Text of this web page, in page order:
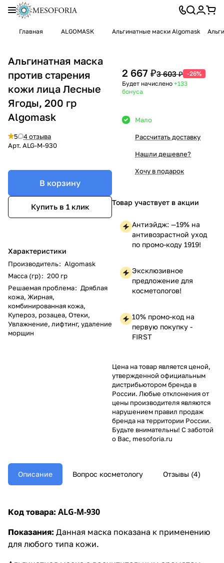
Главная ALGOMASK Альгинатные маски Algomask
Альгинатная маска
против старения
кожи лица Лесные
Ягоды, 200 гр
Algomask
5
4 отзыва
Арт. ALG-M-930
В корзину
Купить в 1 клик
Характеристики
Производитель: Algomask
Масса (гр): 200 гр
Решаемая проблема: Дряблая
кожа, Жирная,
комбинированная кожа,
Купероз, розацеа, Отеки,
Увлажнение, лифтинг, удаление
морщин
2 667 ₽3 603 ₽ -26%
Будет начислено +133
бонуса
Мало
Рассчитать доставку
Нашли дешевле?
Хочу в подарок
Товар участвует в акции
Антиэйдж: —19% на
антивозрастной уход
по промо-коду 1919!
Эксклюзивное
предложение для
косметологов!
10% промо-код на
первую покупку -
FIRST
Цена на товар является ценой,
утвержденной официальным
дистрибьютором бренда в
России. Любые отклонения от
цены производителя являются
нарушением правил продаж
бренда на территории России.
Будьте внимательны! С заботой
о Вас, mesoforia.ru
Описание Вопрос косметологу Отзывы (4)
Код товара: ALG-M-930
Показания: Данная маска показана к применению
для любого типа кожи.